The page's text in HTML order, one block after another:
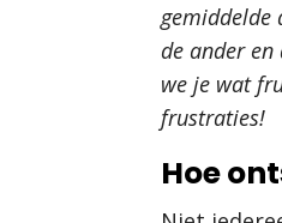
gemiddelde
de ander
we je wat
frustraties!
Hoe